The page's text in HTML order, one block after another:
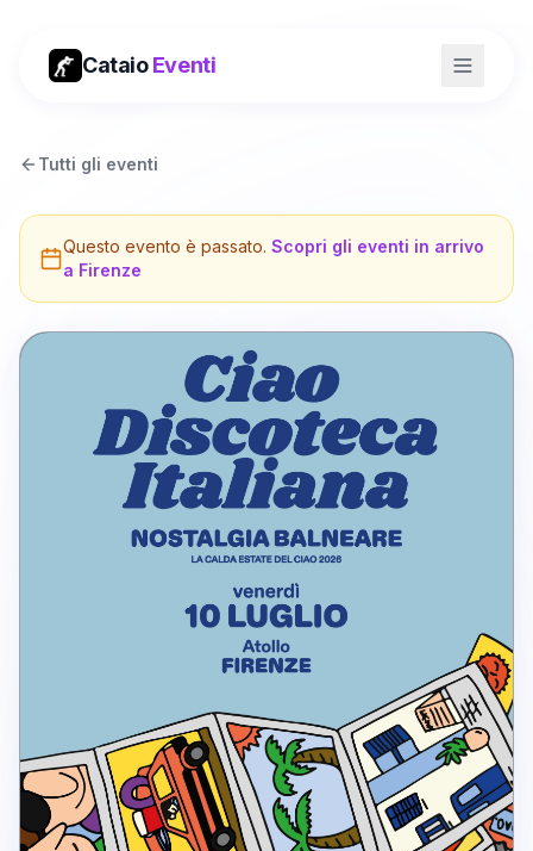
CataioEventi
Tutti gli eventi
Questo evento è passato. Scopri gli eventi in arrivo
a Firenze